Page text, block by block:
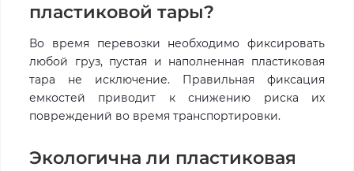
пластиковой тары?
Во время перевозки необходимо фиксировать
любой груз, пустая и наполненная пластиковая
тара не исключение. Правильная фиксация
емкостей приводит к снижению риска их
повреждений во время транспортировки.
Экологична ли пластиковая